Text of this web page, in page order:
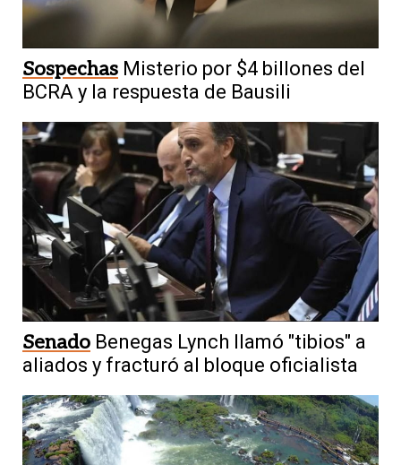
Sospechas Misterio por $4 billones del
BCRA y la respuesta de Bausili
Senado Benegas Lynch llamó "tibios" a
aliados y fracturó al bloque oficialista